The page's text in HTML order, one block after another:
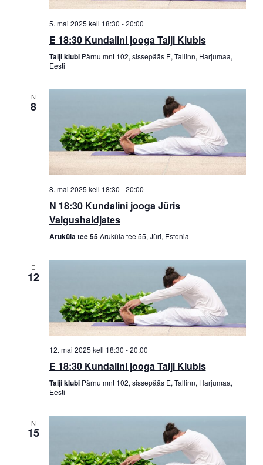
5. mai 2025 kell 18:30 -20:00
E 18:30 Kundalini jooga Taiji Klubis
Taiji klubi Pärnu mnt 102, sissepääs E, Tallinn, Harjumaa,
Eesti
N
8
8. mai 2025 kell 18:30 -20:00
N 18:30 Kundalini jooga Jüris
Valgushaldjates
Aruküla tee 55Aruküla tee 55, Jüri, Estonia
E
12
12. mai 2025 kell 18:30 -20:00
E 18:30 Kundalini jooga Taiji Klubis
Taiji klubi Pärnu mnt 102, sissepääs E, Tallinn, Harjumaa,
Eesti
N
15